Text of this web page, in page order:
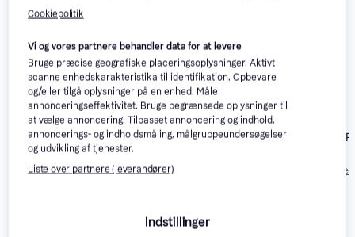
Canon EOS R50
+ RF-S 18-
45mm F4.5-6.3
4.8
Canon EOS R50
+ RF-S 18-
150mm F3.5-6.3
4.8
Eller 3 betalinger af
18-300mm VR
Eller 3 betalinger
Cookiepolitik
Vi og vores partnere behandler data for at levere
Bruge præcise geografiske placeringsoplysninger. Aktivt
scanne enhedskarakteristika til identifikation. Opbevare
og/eller tilgå oplysninger på en enhed. Måle
annonceringseffektivitet. Bruge begrænsede oplysninger til
at vælge annoncering. Tilpasset annoncering og indhold,
annoncerings- og indholdsmåling, målgruppeundersøgelser
og udvikling af tjenester.
Liste over partnere (leverandører)
Indstillinger